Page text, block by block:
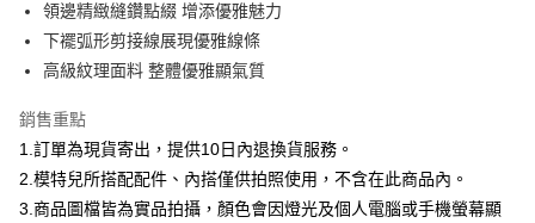
上海商業儲蓄銀行
國泰世華商業銀行
臺灣中小企業銀行
聯邦商業銀行
元大商業銀行
永豐商業銀行
台新國際商業銀行
中國信託商業銀行
台灣樂天信用卡公司
LINE Pay
Apple Pay
悠遊付
Google Pay
領邊精緻縫鑽點綴 增添優雅魅力
下襬弧形剪接線展現優雅線條
高級紋理面料 整體優雅顯氣質
銷售重點
1.訂單為現貨寄出，提供10日內退換貨服務。
2.模特兒所搭配配件、內搭僅供拍照使用，不含在此商品內。
3.商品圖檔皆為實品拍攝，顏色會因燈光及個人電腦或手機螢幕顯